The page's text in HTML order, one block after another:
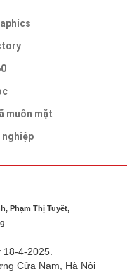
muôn mặt
nghiệp
Phạm Thị Tuyết,
18-4-2025.
Cửa Nam, Hà Nội